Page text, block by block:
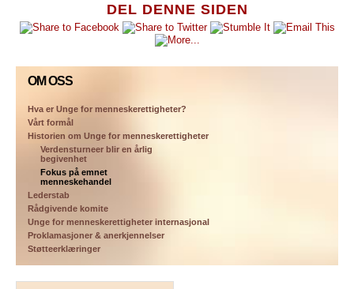
DEL DENNE SIDEN
OM OSS
Hva er Unge for menneskerettigheter?
Vårt formål
Historien om Unge for menneskerettigheter
Verdensturneer blir en årlig
begivenhet
Fokus på emnet
menneskehandel
Lederstab
Rådgivende komite
Unge for menneskerettigheter internasjonal
Proklamasjoner & anerkjennelser
Støtteerklæringer